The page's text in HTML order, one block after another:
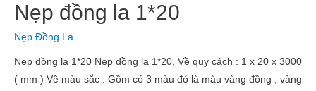
Nẹp đồng la 1*20
Nẹp Đồng La
Nẹp đồng la 1*20 Nẹp đồng la 1*20, Về quy cách : 1 x 20 x 3000
( mm ) Về màu sắc : Gồm có 3 màu đó là màu vàng đồng , vàng